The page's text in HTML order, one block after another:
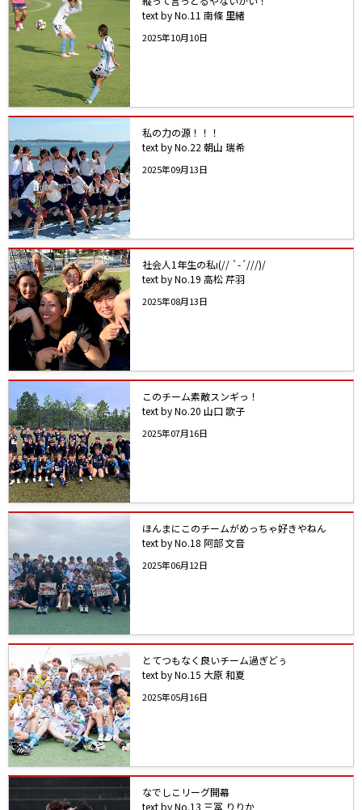
text by No.11 南條 里緒
2025年10月10日
私の力の源！！！
text by No.22 朝山 瑞希
2025年09月13日
社会人1年生の私ι(// `-´///)/
text by No.19 高松 芹羽
2025年08月13日
このチーム素敵スンギっ！
text by No.20 山口 歌子
2025年07月16日
ほんまにこのチームがめっちゃ好きやねん
text by No.18 阿部 文音
2025年06月12日
とてつもなく良いチーム過ぎどぅ
text by No.15 大原 和夏
2025年05月16日
なでしこリーグ開幕
text by No.13 三冨 りりか